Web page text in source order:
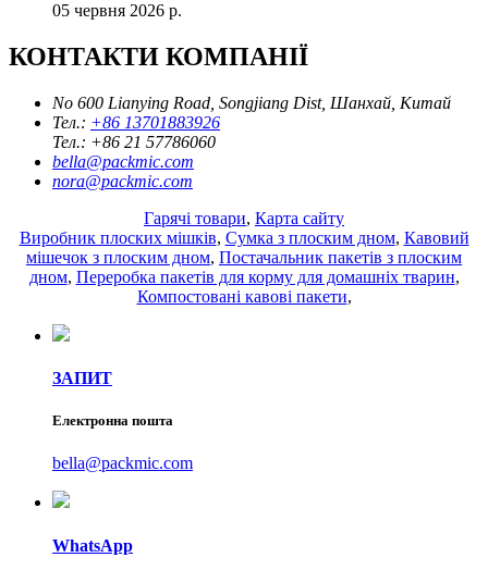
05 червня 2026 р.
КОНТАКТИ КОМПАНІЇ
No 600 Lianying Road, Songjiang Dist, Шанхай, Китай
Тел.: +86 13701883926
Тел.: +86 21 57786060
bella@packmic.com
nora@packmic.com
Гарячі товари, Карта сайту
Виробник плоских мішків, Сумка з плоским дном, Кавовий
мішечок з плоским дном, Постачальник пакетів з плоским
дном, Переробка пакетів для корму для домашніх тварин,
Компостовані кавові пакети,
ЗАПИТ
Електронна пошта
bella@packmic.com
WhatsApp